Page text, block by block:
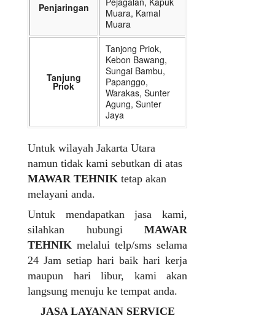
Penjaringan
Muara, Kamal
Muara
Tanjung
Priok
Tanjong Priok,
Kebon Bawang,
Sungai Bambu,
Papanggo,
Warakas, Sunter
Agung, Sunter
Jaya
Untuk wilayah Jakarta Utara
namun tidak kami sebutkan di atas
MAWAR TEHNIK tetap akan
melayani anda.
Untuk mendapatkan jasa kami,
silahkan hubungi MAWAR
TEHNIK melalui telp/sms selama
24 Jam setiap hari baik hari kerja
maupun hari libur, kami akan
langsung menuju ke tempat anda.
JASA LAYANAN SERVICE